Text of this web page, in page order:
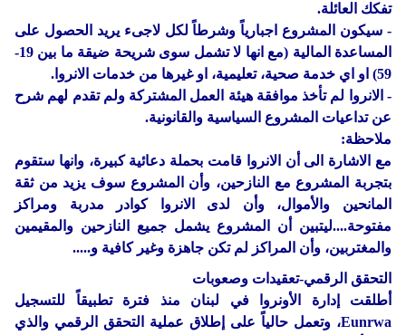
تفكك العائلة.
- سيكون المشروع اجبارياً وشرطاً لكل لاجىء يريد الحصول على
المساعدة المالية (مع انها لا تشمل سوى شريحة ضيقة ما بين 19-
59) او اي خدمة صحية، تعليمية، او غيرها من خدمات الانروا.
- الانروا لم تأخذ موافقة هيئة العمل المشتركة ولم تقدم لهم شرح
عن تداعيات المشروع السياسية والقانونية.
ملاحظة:
مع الاشارة الى أن الانروا قامت بحملة دعائية كبيرة، وانها ستقوم
بتجربة المشروع مع النازحين، وأن المشروع سوف يزيد من ثقة
المانحين والأموال، وأن لدى الانروا كوادر مدربة ومراكز
مفتوحة....ليتبين أن المشروع يشمل جميع النازحين والمقيمين
والمغتربين، وأن المراكز لم تكن جاهزة وغير كافية و.....
التحقق الرقمي-تعقيدات وصعوبات
أطلقت إدارة الأونروا في لبنان منذ فترة تطبيقاً للتسجيل
Eunrwa، وتعمل حالياً على إطلاق عملية التحقق الرقمي والذي